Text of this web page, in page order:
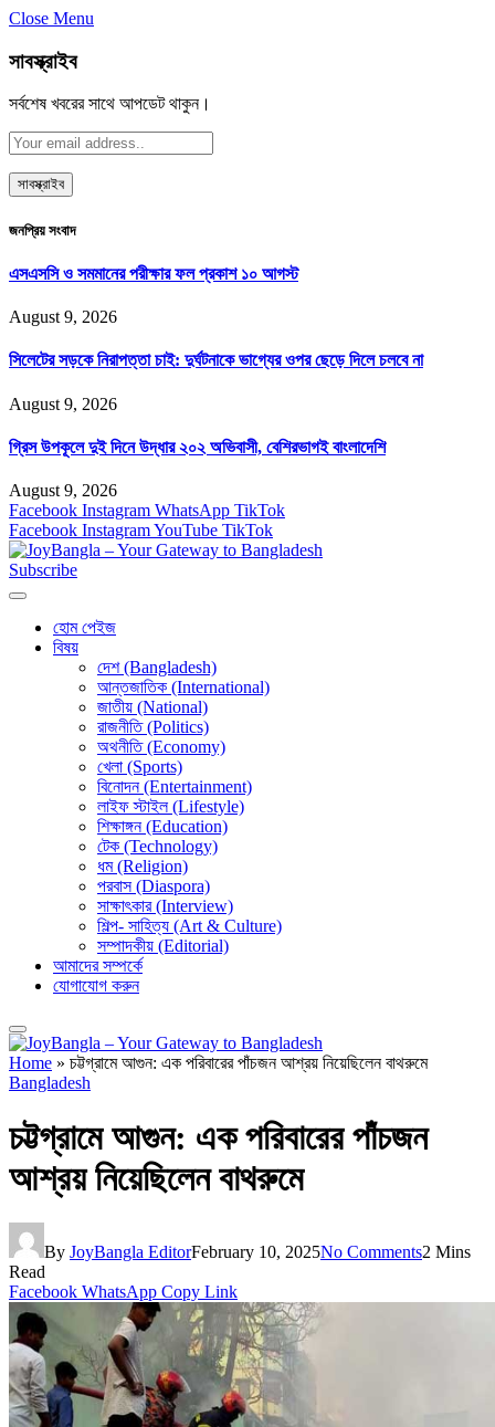
Close Menu
সাবস্ক্রাইব
সর্বশেষ খবরের সাথে আপডেট থাকুন।
জনপ্রিয় সংবাদ
এসএসসি ও সমমানের পরীক্ষার ফল প্রকাশ ১০ আগস্ট
August 9, 2026
সিলেটের সড়কে নিরাপত্তা চাই: দুর্ঘটনাকে ভাগ্যের ওপর ছেড়ে দিলে চলবে না
August 9, 2026
গ্রিস উপকূলে দুই দিনে উদ্ধার ২০২ অভিবাসী, বেশিরভাগই বাংলাদেশি
August 9, 2026
Facebook Instagram WhatsApp TikTok
Facebook InstagramYouTube TikTok
Subscribe
হোম পেইজ
বিষয়
দেশ (Bangladesh)
আন্তজাতিক (International)
জাতীয় (National)
রাজনীতি (Politics)
অথনীতি (Economy)
খেলা (Sports)
বিনোদন (Entertainment)
লাইফ স্টাইল (Lifestyle)
শিক্ষাঙ্গন (Education)
টেক (Technology)
ধম (Religion)
পরবাস (Diaspora)
সাক্ষাৎকার (Interview)
শিল্প- সাহিত্য (Art & Culture)
সম্পাদকীয় (Editorial)
আমাদের সম্পর্কে
যোগাযোগ করুন
Home » চট্টগ্রামে আগুন: এক পরিবারের পাঁচজন আশ্রয় নিয়েছিলেন বাথরুমে
Bangladesh
চট্টগ্রামে আগুন: এক পরিবারের পাঁচজন
আশ্রয় নিয়েছিলেন বাথরুমে
By JoyBangla EditorFebruary 10, 2025No Comments2 Mins
Read
Facebook WhatsApp Copy Link